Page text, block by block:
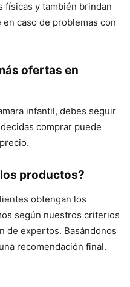
físicas y también brindan
caso de problemas con
ofertas en
infantil, debes seguir
comprar puede
productos?
obtengan los
según nuestros criterios
de expertos. Basándonos
recomendación final.